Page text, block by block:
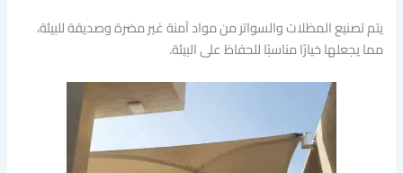
يتم تصنيع المظلات والسواتر من مواد آمنة غير مضرة وصديقة للبيئة،
مما يجعلها خيارًا مناسبًا للحفاظ على البيئة.